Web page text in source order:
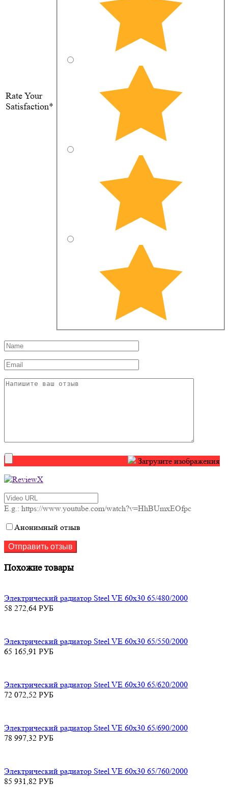
Rate Your
Satisfaction*
Загрузите изображения
E.g.: https://www.youtube.com/watch?v=HhBUmxEOfpc
Анонимный отзыв
Похожие товары
Электрический радиатор Steel VE 60х30 65/480/2000
58 272,64 РУБ
Электрический радиатор Steel VE 60х30 65/550/2000
65 165,91 РУБ
Электрический радиатор Steel VE 60х30 65/620/2000
72 072,52 РУБ
Электрический радиатор Steel VE 60х30 65/690/2000
78 997,32 РУБ
Электрический радиатор Steel VE 60х30 65/760/2000
85 931,82 РУБ